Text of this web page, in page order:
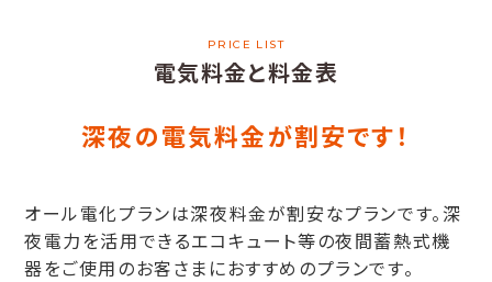
PRICE LIST
電気料金と料金表
深夜の電気料金が割安です！
オール電化プランは深夜料金が割安なプランです。深
夜電力を活用できるエコキュート等の夜間蓄熱式機
器をご使用のお客さまにおすすめのプランです。